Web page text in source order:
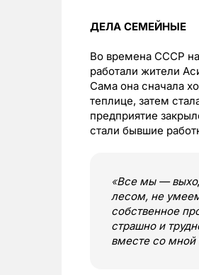
ДЕЛА СЕМЕЙНЫЕ
Во времена СССР на
работали жители
Сама она сначала
теплице, затем
предприятие
стали бывшие
«Все мы —
лесом, не
собственное
страшно и
вместе со мной